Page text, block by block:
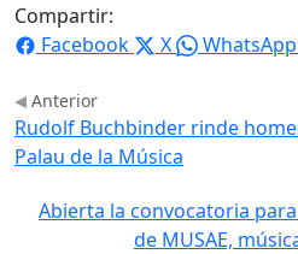
Compartir:
Facebook
X WhatsApp
Anterior
Rudolf Buchbinder rinde
Palau de la Música
Abierta la convocatoria
de MUSAE,